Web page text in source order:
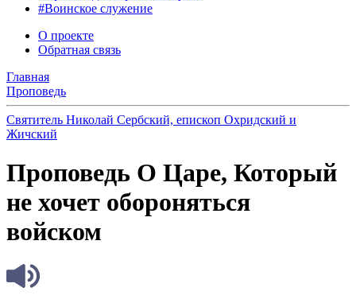
#Воинское служение
О проекте
Обратная связь
Главная
Проповедь
Святитель Николай Сербский, епископ Охридский и
Жичский
Проповедь О Царе, Который
не хочет обороняться
войском